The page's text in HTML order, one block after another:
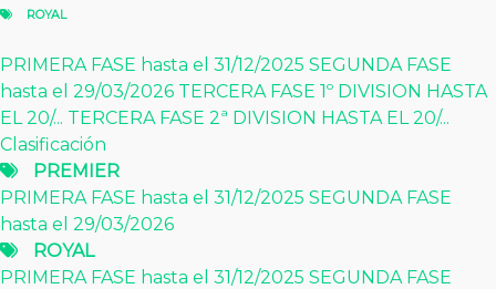
SEGUNDA FASE hasta el 29/03/2026
TERCERA FASE 2ª DIVISION HASTA EL 20/06/2026
Clasificación
PREMIER
PRIMERA FASE hasta el 31/12/2025
SEGUNDA FASE hasta el 29/03/2026
PRIMERA FASE hasta el 31/12/2025
SEGUNDA FASE hasta el 29/03/2026
Fotos Noticias
PREMIER ROYAL
ROYAL
PRIMERA FASE hasta el 31/12/2025 SEGUNDA FASE
hasta el 29/03/2026 TERCERA FASE 1º DIVISION HASTA
EL 20/... TERCERA FASE 2ª DIVISION HASTA EL 20/...
Clasificación
PREMIER
PRIMERA FASE hasta el 31/12/2025 SEGUNDA FASE
hasta el 29/03/2026
ROYAL
PRIMERA FASE hasta el 31/12/2025 SEGUNDA FASE